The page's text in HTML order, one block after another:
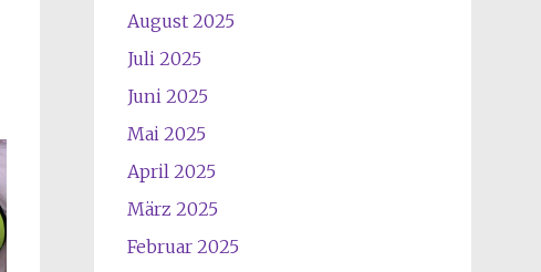
August 2025
Juli 2025
Juni 2025
Mai 2025
April 2025
März 2025
Februar 2025